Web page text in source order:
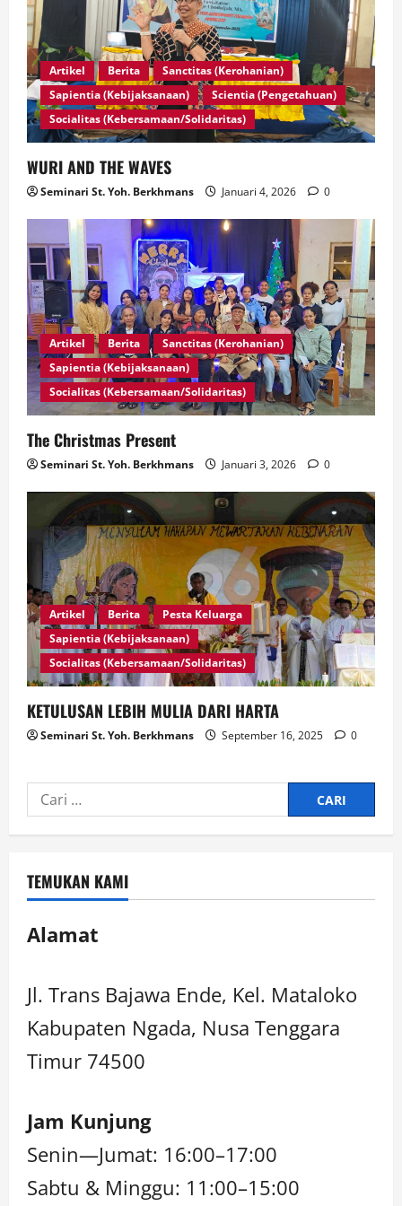
Artikel Berita
Sanctitas (Kerohanian)
Sapientia (Kebijaksanaan)
Scientia (Pengetahuan)
Socialitas (Kebersamaan/Solidaritas)
WURI AND THE WAVES
Seminari St. Yoh. Berkhmans Januari 4, 2026 0
Artikel Berita
Sanctitas (Kerohanian)
Sapientia (Kebijaksanaan)
Socialitas (Kebersamaan/Solidaritas)
The Christmas Present
Seminari St. Yoh. Berkhmans Januari 3, 2026 0
Artikel Berita
Pesta Keluarga
Sapientia (Kebijaksanaan)
Socialitas (Kebersamaan/Solidaritas)
KETULUSAN LEBIH MULIA DARI HARTA
Seminari St. Yoh. Berkhmans September 16, 2025 0
TEMUKAN KAMI
Alamat
Jl. Trans Bajawa Ende, Kel. Mataloko
Kabupaten Ngada, Nusa Tenggara
Timur 74500
Jam Kunjung
Senin—Jumat: 16:00–17:00
Sabtu & Minggu: 11:00–15:00